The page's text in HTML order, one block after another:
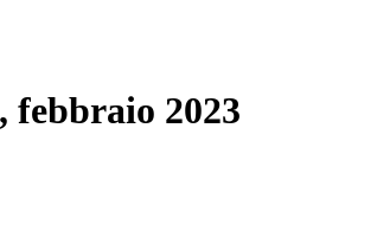
febbraio 2023